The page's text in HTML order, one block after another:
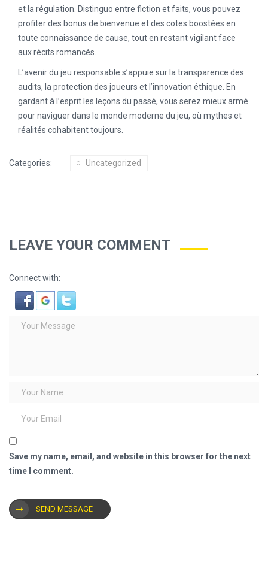
et la régulation. Distinguo entre fiction et faits, vous pouvez
profiter des bonus de bienvenue et des cotes boostées en
toute connaissance de cause, tout en restant vigilant face
aux récits romancés.
L’avenir du jeu responsable s’appuie sur la transparence des
audits, la protection des joueurs et l’innovation éthique. En
gardant à l’esprit les leçons du passé, vous serez mieux armé
pour naviguer dans le monde moderne du jeu, où mythes et
réalités cohabitent toujours.
Categories: Uncategorized
LEAVE YOUR COMMENT
Connect with:
Save my name, email, and website in this browser for the next
time I comment.
SEND MESSAGE